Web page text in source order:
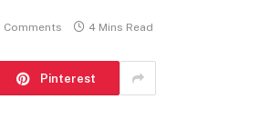
Comments 4 Mins Read
Pinterest